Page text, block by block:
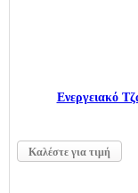
Ενεργειακό
Καλέστε για τιμή